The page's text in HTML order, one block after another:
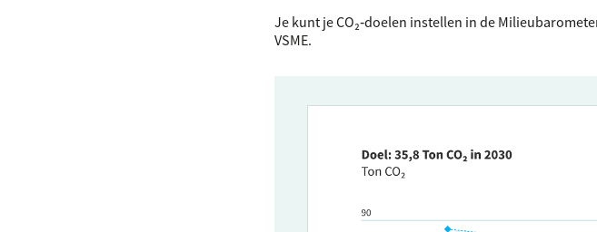
Je kunt je CO₂‑doelen instellen in de
VSME.